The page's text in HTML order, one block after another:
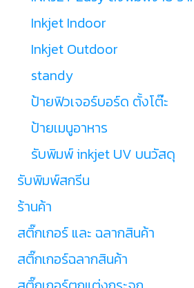
Inkjet Indoor
Inkjet Outdoor
standy
ป้ายฟิวเจอร์บอร์ด ตั้งโต๊ะ
ป้ายเมนูอาหาร
รับพิมพ์ inkjet UV บนวัสดุ
รับพิมพ์สกรีน
ร้านค้า
สติ๊กเกอร์ และ ฉลากสินค้า
สติ๊กเกอร์ฉลากสินค้า